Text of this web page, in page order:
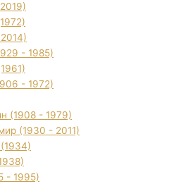
- 1985)
- 1972)
(1908 - 1979)
(1930 - 2011)
- 1995)